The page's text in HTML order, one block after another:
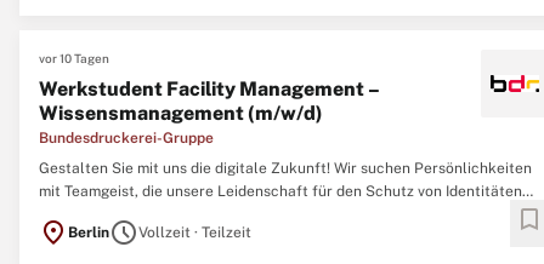
vor 10 Tagen
Werkstudent Facility Management –
Wissensmanagement (m/w/d)
Bundesdruckerei-Gruppe
Gestalten Sie mit uns die digitale Zukunft! Wir suchen Persönlichkeiten
mit Teamgeist, die unsere Leidenschaft für den Schutz von Identitäten
sicheren Digitalisierungslösungen arbeiten wollen. Wir sind überzeugt,
location_on BerlinscheduleVollzeit · Teilzeit bookmark